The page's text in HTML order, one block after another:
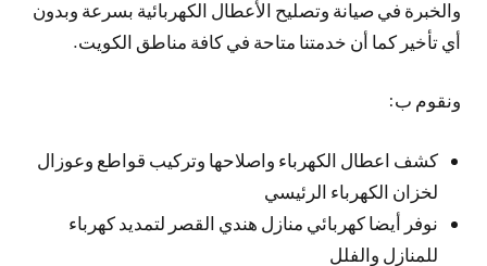
والخبرة في صيانة وتصليح الأعطال الكهربائية بسرعة وبدون
أي تأخير كما أن خدمتنا متاحة في كافة مناطق الكويت.
ونقوم ب:
كشف اعطال الكهرباء واصلاحها وتركيب قواطع وعوزال
لخزان الكهرباء الرئيسي
نوفر أيضا كهربائي منازل هندي القصر لتمديد كهرباء
للمنازل والفلل